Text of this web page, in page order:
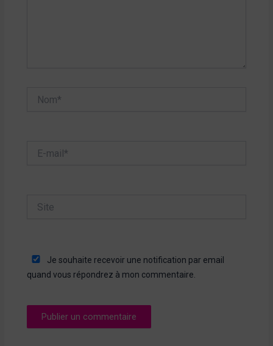
mail*
Je souhaite recevoir une notification par email
quand vous répondrez à mon commentaire.